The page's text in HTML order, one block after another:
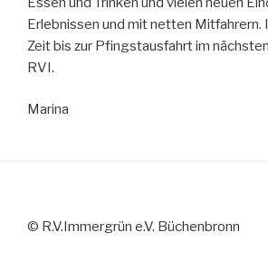
Erlebnissen und mit netten Mitfahrern.
Zeit bis zur Pfingstausfahrt im
RVI.
Marina
© R.V.Immergrün e.V. Büchenbronn